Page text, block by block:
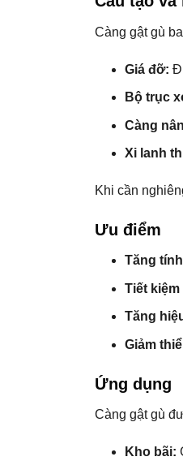
Càng gật gù
Giá đỡ:
Bộ trục
Càng
Xi lanh
Khi cần
Ưu điểm
Tăng
Tiết
Tăng
Giảm
Ứng dụng
Càng gật gù
Kho bãi: